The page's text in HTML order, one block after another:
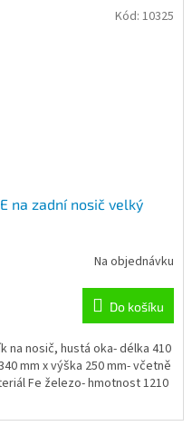
na zadní nosič velký
Na objednávku
Do košíku
na nosič, hustá oka- délka 410
mm x výška 250 mm- včetně
Fe železo- hmotnost 1210
Kód: 10325